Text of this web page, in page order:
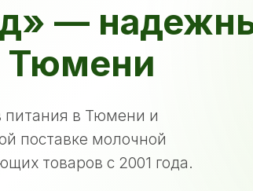
—
Тюмени
питания в Тюмени и
поставке молочной
товаров с 2001 года.